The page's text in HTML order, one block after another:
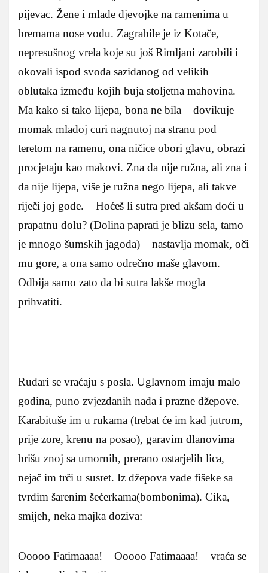
pijevac. Žene i mlade djevojke na ramenima u
bremama nose vodu. Zagrabile je iz Kotače,
nepresušnog vrela koje su još Rimljani zarobili i
okovali ispod svoda sazidanog od velikih
oblutaka između kojih buja stoljetna mahovina. –
Ma kako si tako lijepa, bona ne bila – dovikuje
momak mladoj curi nagnutoj na stranu pod
teretom na ramenu, ona ničice obori glavu, obrazi
procjetaju kao makovi. Zna da nije ružna, ali zna i
da nije lijepa, više je ružna nego lijepa, ali takve
riječi joj gode. – Hoćeš li sutra pred akšam doći u
prapatnu dolu? (Dolina paprati je blizu sela, tamo
je mnogo šumskih jagoda) – nastavlja momak, oči
mu gore, a ona samo odrečno maše glavom.
Odbija samo zato da bi sutra lakše mogla
prihvatiti.
Rudari se vraćaju s posla. Uglavnom imaju malo
godina, puno zvjezdanih nada i prazne džepove.
Karabituše im u rukama (trebat će im kad jutrom,
prije zore, krenu na posao), garavim dlanovima
brišu znoj sa umornih, prerano ostarjelih lica,
nejač im trči u susret. Iz džepova vade fišeke sa
tvrdim šarenim šećerkama(bombonima). Cika,
smijeh, neka majka doziva:
Ooooo Fatimaaaa! – Ooooo Fatimaaaa! – vraća se